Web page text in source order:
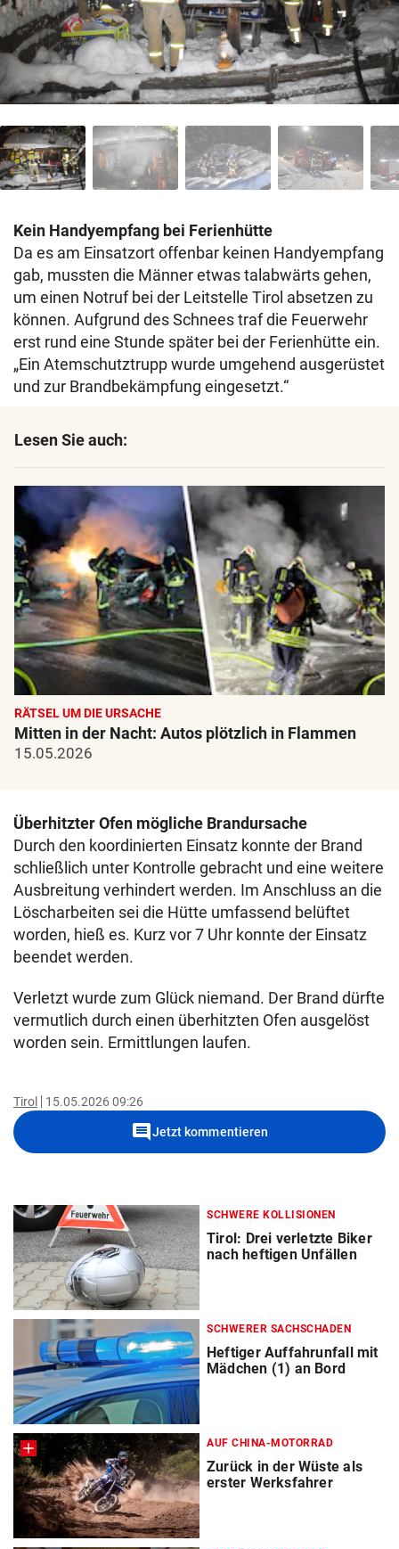
Kein Handyempfang bei Ferienhütte
Da es am Einsatzort offenbar keinen Handyempfang
gab, mussten die Männer etwas talabwärts gehen,
um einen Notruf bei der Leitstelle Tirol absetzen zu
können. Aufgrund des Schnees traf die Feuerwehr
erst rund eine Stunde später bei der Ferienhütte ein.
„Ein Atemschutztrupp wurde umgehend ausgerüstet
und zur Brandbekämpfung eingesetzt.“
Lesen Sie auch:
RÄTSEL UM DIE URSACHE
Mitten in der Nacht: Autos plötzlich in Flammen
15.05.2026
Überhitzter Ofen mögliche Brandursache
Durch den koordinierten Einsatz konnte der Brand
schließlich unter Kontrolle gebracht und eine weitere
Ausbreitung verhindert werden. Im Anschluss an die
Löscharbeiten sei die Hütte umfassend belüftet
worden, hieß es. Kurz vor 7 Uhr konnte der Einsatz
beendet werden.
Verletzt wurde zum Glück niemand. Der Brand dürfte
vermutlich durch einen überhitzten Ofen ausgelöst
worden sein. Ermittlungen laufen.
Tirol 15.05.2026 09:26
commentJetzt kommentieren
SCHWERE KOLLISIONEN
Tirol: Drei verletzte Biker
nach heftigen Unfällen
SCHWERER SACHSCHADEN
Heftiger Auffahrunfall mit
Mädchen (1) an Bord
AUF CHINA-MOTORRAD
Zurück in der Wüste als
erster Werksfahrer